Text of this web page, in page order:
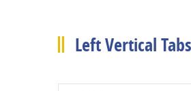
Left Vertical Tabs